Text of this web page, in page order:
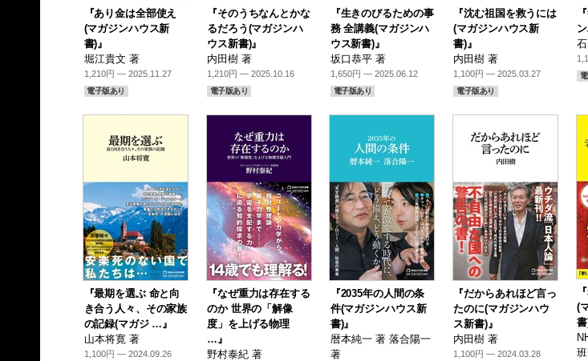
『あり金は全部使え
(マガジンハウス新
書)』
堀江貴文 著
1,210円 — 2025.11.27
電子版あり
『そのうちなんとかな
るだろう(マガジンハ
ウス新書)』
内田樹 著
1,210円 — 2025.10.16
電子版あり
『生きのびるための事
務 全講義(マガジンハ
ウス新書)』
坂口恭平 著
1,650円 — 2025.06.12
電子版あり
『沈む祖国を救うには
(マガジンハウス新
書)』
内田樹 著
1,100円 — 2025.03.27
電子版あり
『最期を選ぶ 命と向
き合う人々、その家族
の記録(マガジ …』
山本将寛 著
1,100円 — 2024.09.26
『なぜ重力は存在する
のか 世界の「解像
度」を上げる物理
…』
野村泰紀 著
『2035年の人間の条
件(マガジンハウス新
書)』
暦本純一 著 落合陽一
著
『だからあれほど言っ
たのに(マガジンハウ
ス新書)』
内田樹 著
1,100円 — 2024.03.28
(
書